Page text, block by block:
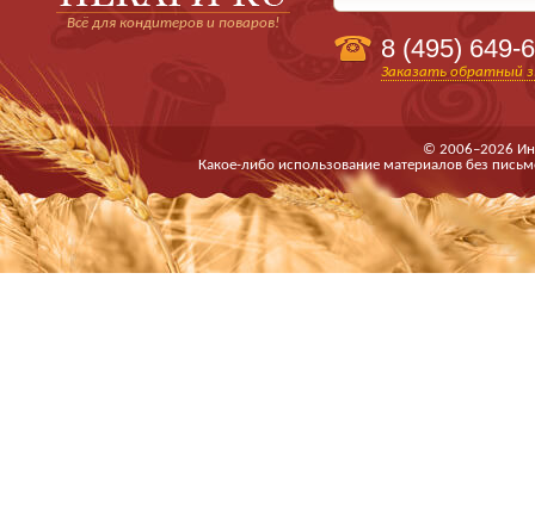
Всё для кондитеров и поваров!
8 (495) 649-
Заказать обратный
© 2006–2026
Какое-либо использование материалов без